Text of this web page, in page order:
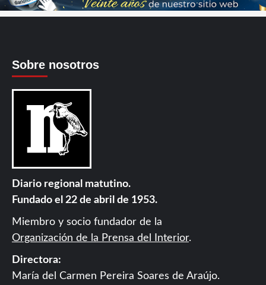
Sobre nosotros
Diario regional matutino.
Fundado el 22 de abril de 1953.
Miembro y socio fundador de la
Organización de la Prensa del Interior.
Directora:
María del Carmen Pereira Soares de Araújo.